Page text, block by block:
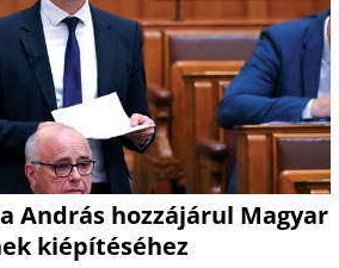
András hozzájárul Magyar
kiépítéséhez